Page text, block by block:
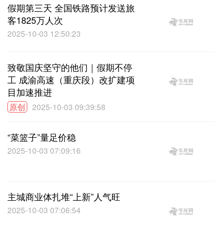
假期第三天 全国铁路预计发送旅
客1825万人次
2025-10-03 12:50:23
致敬国庆坚守的他们｜假期不停
工 成渝高速（重庆段）改扩建项
目加速推进
原创 2025-10-03 09:39:58
“菜篮子”量足价稳
2025-10-03 07:09:16
主城商业体扎堆“上新”人气旺
2025-10-03 07:06:54